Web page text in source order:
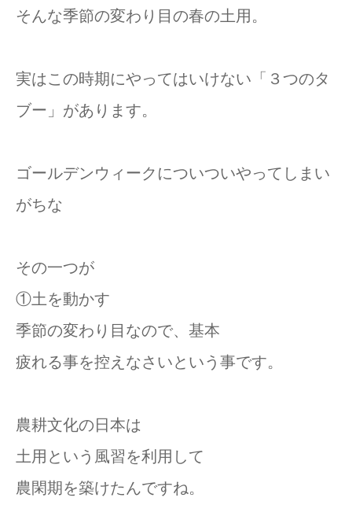
そんな季節の変わり目の春の土用。
実はこの時期にやってはいけない「３つのタ
ブー」があります。
ゴールデンウィークについついやってしまい
がちな
その一つが
①土を動かす
季節の変わり目なので、基本
疲れる事を控えなさいという事です。
農耕文化の日本は
土用という風習を利用して
農閑期を築けたんですね。